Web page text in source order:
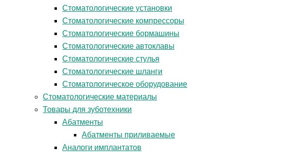
Стоматологические установки
Стоматологические компрессоры
Стоматологические бормашины
Стоматологические автоклавы
Стоматологические стулья
Стоматологические шланги
Стоматологическое оборудование
Стоматологические материалы
Товары для зуботехники
Абатменты
Абатменты приливаемые
Аналоги имплантатов